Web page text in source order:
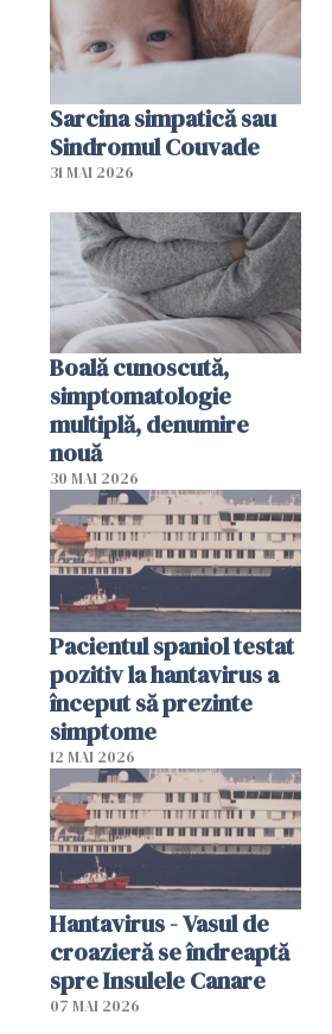
Sarcina simpatică sau
Sindromul Couvade
31 MAI 2026
Boală cunoscută,
simptomatologie
multiplă, denumire
nouă
30 MAI 2026
Pacientul spaniol testat
pozitiv la hantavirus a
început să prezinte
simptome
12 MAI 2026
Hantavirus - Vasul de
croazieră se îndreaptă
spre Insulele Canare
07 MAI 2026